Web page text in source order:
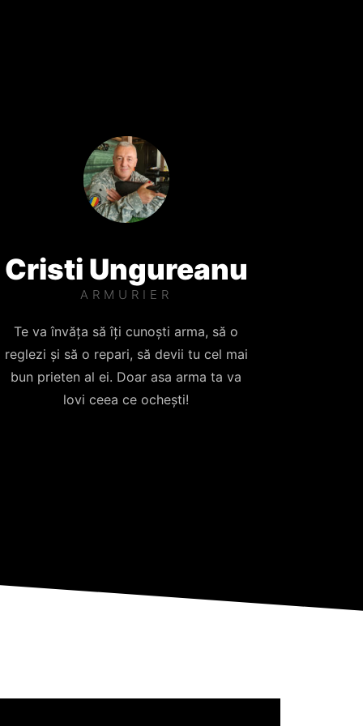
Cristi Ungureanu
ARMURIER
Te va învăța să îți cunoști arma, să o
reglezi și să o repari, să devii tu cel mai
bun prieten al ei. Doar asa arma ta va
lovi ceea ce ochești!